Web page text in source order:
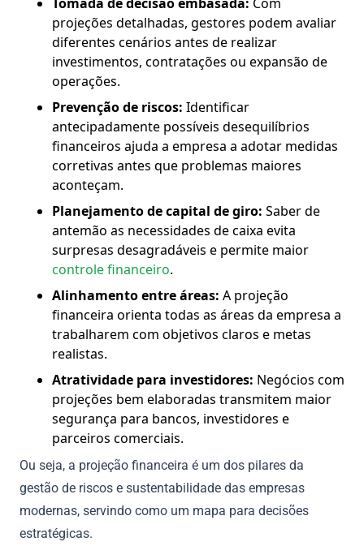
projeções detalhadas, gestores podem avaliar
diferentes cenários antes de realizar
investimentos, contratações ou expansão de
operações.
Prevenção de riscos: Identificar
antecipadamente possíveis desequilíbrios
financeiros ajuda a empresa a adotar medidas
corretivas antes que problemas maiores
aconteçam.
Planejamento de capital de giro: Saber de
antemão as necessidades de caixa evita
surpresas desagradáveis e permite maior
controle financeiro.
Alinhamento entre áreas: A projeção
financeira orienta todas as áreas da empresa a
trabalharem com objetivos claros e metas
realistas.
Atratividade para investidores: Negócios com
projeções bem elaboradas transmitem maior
segurança para bancos, investidores e
parceiros comerciais.
Ou seja, a projeção financeira é um dos pilares da
gestão de riscos e sustentabilidade das empresas
modernas, servindo como um mapa para decisões
estratégicas.